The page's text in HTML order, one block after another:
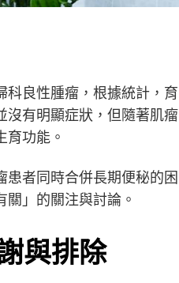
科良性腫瘤，根據統計，育
沒有明顯症狀，但隨著肌瘤
功能。
患者同時合併長期便秘的困
」的關注與討論。
與排除